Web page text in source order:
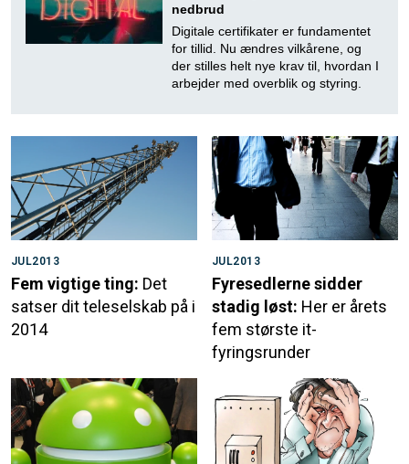
nedbrud
Digitale certifikater er fundamentet
for tillid. Nu ændres vilkårene, og
der stilles helt nye krav til, hvordan I
arbejder med overblik og styring.
JUL2013
Fem vigtige ting: Det
satser dit teleselskab på i
2014
JUL2013
Fyresedlerne sidder
stadig løst: Her er årets
fem største it-
fyringsrunder